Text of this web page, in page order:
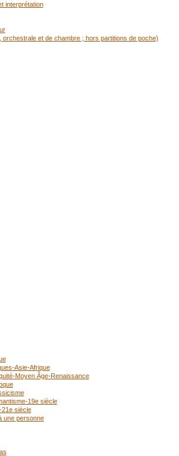
interprétation
et de chambre ; hors partitions de poche)
Asie-Afrique
Moyen Âge-Renaissance
19e siècle
21e siècle
une personne